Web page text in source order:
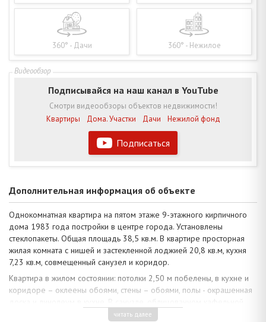
360° - Дачи 360° - Нежилое
Подписаться
Подписывайся на наш канал в YouTube
Смотри видеообзоры объектов недвижимости!
Квартиры
Дома. Участки Дачи Нежилой фонд
Дополнительная информация об объекте
Однокомнатная квартира на пятом этаже 9-этажного кирпичного
дома 1983 года постройки в центре города. Установлены
стеклопакеты. Общая площадь 38,5 кв.м. В квартире просторная
жилая комната с нишей и застекленной лоджией 20,8 кв.м, кухня
7,23 кв.м, совмещенный санузел и коридор.
Квартира в жилом состоянии: потолки 2,50 м побелены, в кухне и
коридоре – оклеены обоями, стены – обоями, полы - окрашенная
плиткой, имеется необходимая сантехника, ванна. Кухонный
читать далее